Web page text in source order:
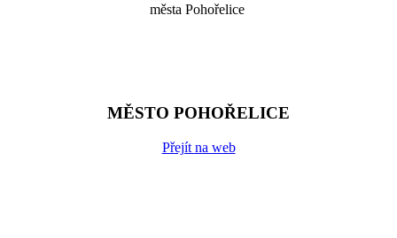
MĚSTO POHOŘELICE
Přejít na web